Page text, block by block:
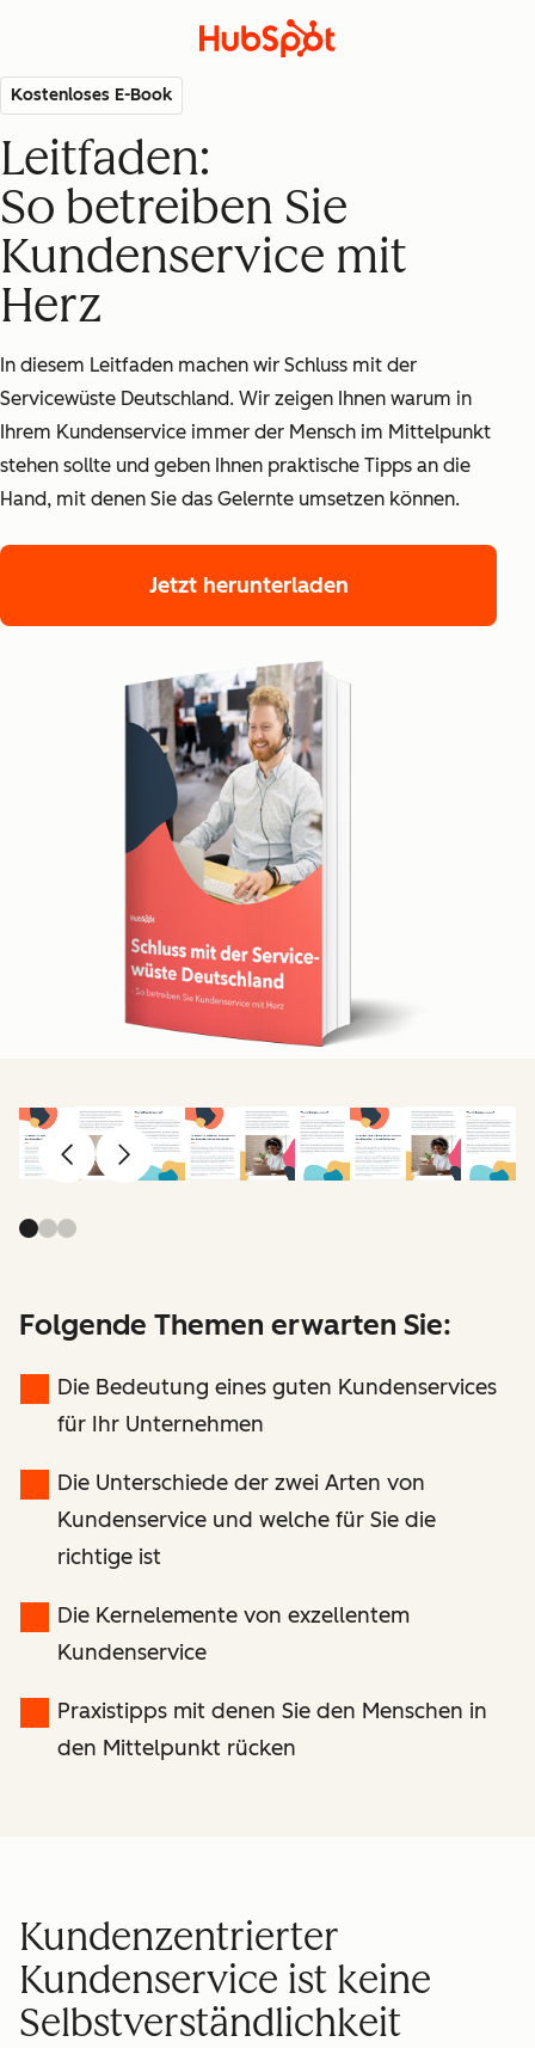
Kostenloses E-Book
Leitfaden:
So betreiben Sie
Kundenservice mit
Herz
In diesem Leitfaden machen wir Schluss mit der
Servicewüste Deutschland. Wir zeigen Ihnen warum in
Ihrem Kundenservice immer der Mensch im Mittelpunkt
stehen sollte und geben Ihnen praktische Tipps an die
Hand, mit denen Sie das Gelernte umsetzen können.
Jetzt herunterladen
ZurückWeiter
Folgende Themen erwarten Sie:
Die Bedeutung eines guten Kundenservices
für Ihr Unternehmen
Die Unterschiede der zwei Arten von
Kundenservice und welche für Sie die
richtige ist
Die Kernelemente von exzellentem
Kundenservice
Praxistipps mit denen Sie den Menschen in
den Mittelpunkt rücken
Kundenzentrierter
Kundenservice ist keine
Selbstverständlichkeit